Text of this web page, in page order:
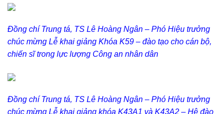
Đồng chí Trung tá, TS Lê Hoàng Ngân – Phó Hiệu trưởng
chúc mừng Lễ khai giảng Khóa K59 – đào tạo cho cán bộ,
chiến sĩ trong lực lượng Công an nhân dân
Đồng chí Trung tá, TS Lê Hoàng Ngân – Phó Hiệu trưởng
chúc mừng Lễ khai giảng khóa K43A1 và K43A2 – Hệ đào